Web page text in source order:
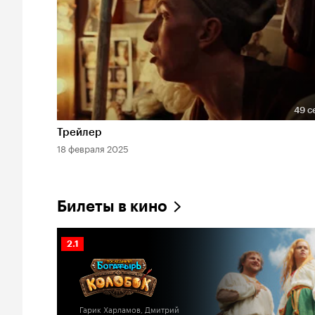
Длительность 49 сек
49
Трейлер
18 февраля 2025
Билеты в кино
Рейтинг
Кинопоиска
2.1
Гарик Харламов, Дмитрий